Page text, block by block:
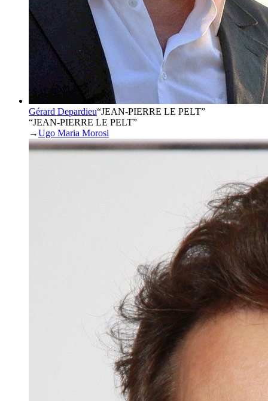
Gérard Depardieu“JEAN-PIERRE LE PELT”
“JEAN-PIERRE LE PELT”
→Ugo Maria Morosi